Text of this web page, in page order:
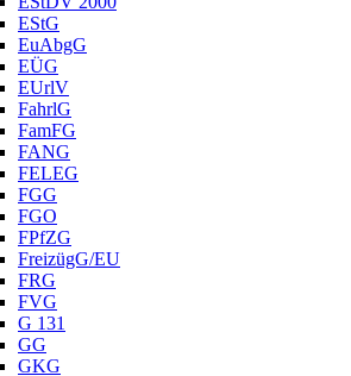
EStG
EuAbgG
EÜG
EUrlV
FahrlG
FamFG
FANG
FELEG
FGG
FGO
FPfZG
FreizügG/EU
FRG
FVG
G 131
GG
GKG